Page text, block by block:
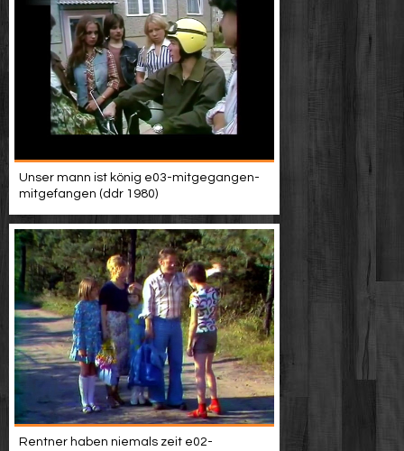
Unser mann ist könig e03-mitgegangen-
mitgefangen (ddr 1980)
Rentner haben niemals zeit e02-